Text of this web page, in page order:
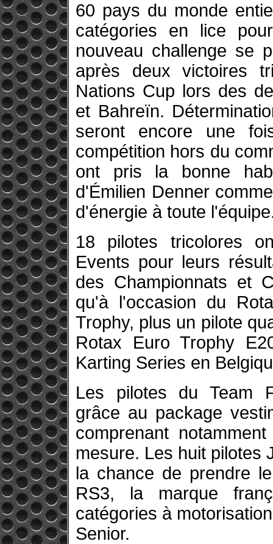
60 pays du monde
catégories en lice
nouveau challenge se
après deux victoires
Nations Cup lors des
et Bahreïn.
seront encore une
compétition hors du
ont pris la bonne
d'Émilien Denner
d'énergie à toute
18 pilotes tricolores
Events pour leurs
des Championnats et
qu'à l'occasion du
Trophy, plus un pilote
Rotax Euro Trophy
Karting Series en
Les pilotes du Team
grâce au package
comprenant
mesure. Les huit pilotes
la chance de prendre
RS3, la marque
catégories à
Senior.